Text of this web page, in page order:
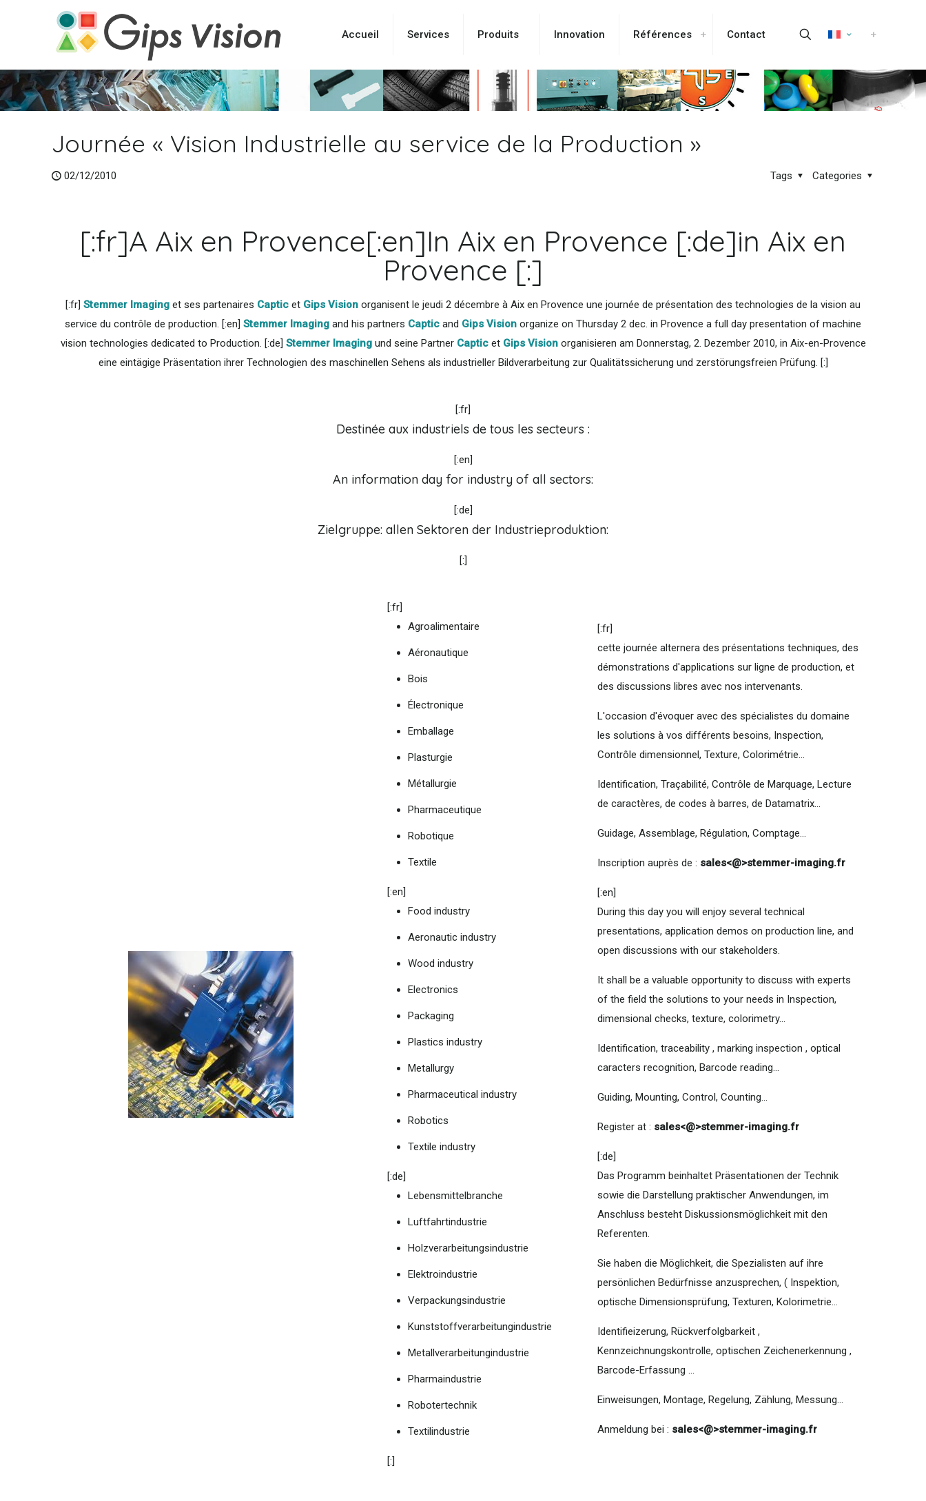
Accueil Services Produits Innovation Références Contact
Journée « Vision Industrielle au service de la Production »
02/12/2010 Categories
Tags
[:fr]A Aix en Provence[:en]In Aix en Provence [:de]in Aix en
Provence [:]
[:fr] Stemmer Imaging et ses partenaires Captic et Gips Vision organisent le jeudi 2 décembre à Aix en Provence une journée de présentation des technologies de la vision au
service du contrôle de production. [:en] Stemmer Imaging and his partners Captic and Gips Vision organize on Thursday 2 dec. in Provence a full day presentation of machine
vision technologies dedicated to Production. [:de] Stemmer Imagingund seine Partner Capticet Gips Visionorganisieren am Donnerstag, 2. Dezember 2010, in Aix-en-Provence
eine eintägige Präsentation ihrer Technologien des maschinellen Sehens als industrieller Bildverarbeitung zur Qualitätssicherung und zerstörungsfreien Prüfung. [:]
[:fr]
Destinée aux industriels de tous les secteurs :
[:en]
An information day for industry of all sectors:
[:de]
Zielgruppe: allen Sektoren der Industrieproduktion:
[:]
[:fr]
Agroalimentaire
Aéronautique
Bois
Électronique
Emballage
Plasturgie
Métallurgie
Pharmaceutique
Robotique
Textile
[:en]
Food industry
Aeronautic industry
Wood industry
Electronics
Packaging
Plastics industry
Metallurgy
Pharmaceutical industry
Robotics
Textile industry
[:de]
Lebensmittelbranche
Luftfahrtindustrie
Holzverarbeitungsindustrie
Elektroindustrie
Verpackungsindustrie
Kunststoffverarbeitungindustrie
Metallverarbeitungindustrie
Pharmaindustrie
Robotertechnik
Textilindustrie
[:]
[:fr]
cette journée alternera des présentations techniques, des
démonstrations d'applications sur ligne de production, et
des discussions libres avec nos intervenants.
L'occasion d'évoquer avec des spécialistes du domaine
les solutions à vos différents besoins, Inspection,
Contrôle dimensionnel, Texture, Colorimétrie...
Identification, Traçabilité, Contrôle de Marquage, Lecture
de caractères, de codes à barres, de Datamatrix...
Guidage, Assemblage, Régulation, Comptage...
Inscription auprès de : sales<@>stemmer-imaging.fr
[:en]
During this day you will enjoy several technical
presentations, application demos on production line, and
open discussions with our stakeholders.
It shall be a valuable opportunity to discuss with experts
of the field the solutions to your needs in Inspection,
dimensional checks, texture, colorimetry...
Identification, traceability , marking inspection , optical
caracters recognition, Barcode reading...
Guiding, Mounting, Control, Counting...
Register at : sales<@>stemmer-imaging.fr
[:de]
Das Programm beinhaltet Präsentationen der Technik
sowie die Darstellung praktischer Anwendungen, im
Anschluss besteht Diskussionsmöglichkeit mit den
Referenten.
Sie haben die Möglichkeit, die Spezialisten auf ihre
persönlichen Bedürfnisse anzusprechen, ( Inspektion,
optische Dimensionsprüfung, Texturen, Kolorimetrie...
Identifieizerung, Rückverfolgbarkeit ,
Kennzeichnungskontrolle, optischen Zeichenerkennung ,
Barcode-Erfassung ...
Einweisungen, Montage, Regelung, Zählung, Messung...
Anmeldung bei : sales<@>stemmer-imaging.fr